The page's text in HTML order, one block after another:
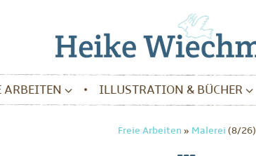
ARBEITEN ILLUSTRATION & BÜCHER
Freie Arbeiten » Malerei (8/26)